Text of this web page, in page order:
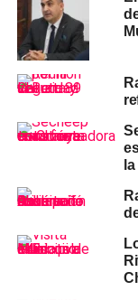
El acto de este
incorporación de
Pletenchuc y
incorporaron